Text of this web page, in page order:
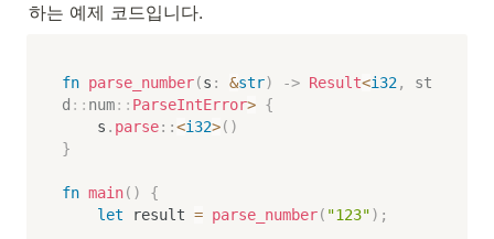
하는 예제 코드입니다.
fn parse_number(s : &str) -> Result<i32,
st
d :: num:: ParseIntError> {
    s
. parse::<i32>( )
}
fn main( )
{
let result = parse_number( "123") ;